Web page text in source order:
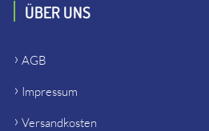
ÜBER UNS
AGB
Impressum
Versandkosten